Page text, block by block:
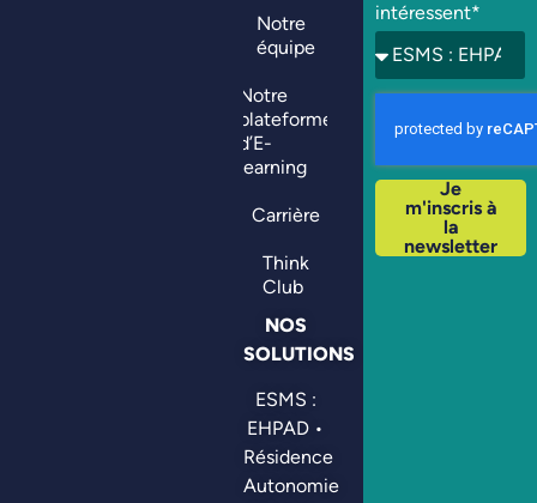
Notre
équipe
Notre
plateforme
d’E-
learning
Carrière
Think
Club
NOS
SOLUTIONS
ESMS :
EHPAD •
Résidence
Autonomie
intéressent*
Je
m'inscris à
la
newsletter